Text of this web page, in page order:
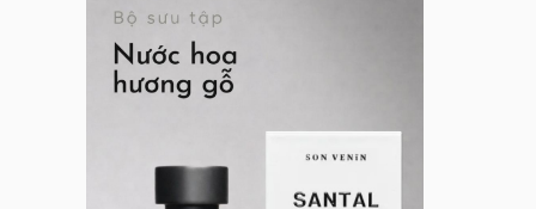
Anna Sui nữ
Arabian Oud
Argos
Argos nữ
Argos unisex